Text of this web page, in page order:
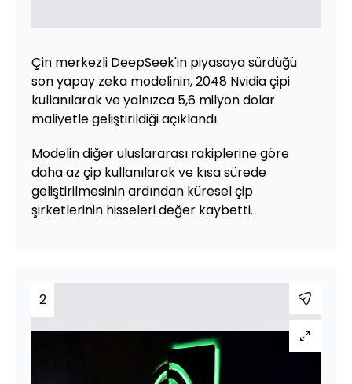
Çin merkezli DeepSeek'in piyasaya sürdüğü
son yapay zeka modelinin, 2048 Nvidia çipi
kullanılarak ve yalnızca 5,6 milyon dolar
maliyetle geliştirildiği açıklandı.
Modelin diğer uluslararası rakiplerine göre
daha az çip kullanılarak ve kısa sürede
geliştirilmesinin ardından küresel çip
şirketlerinin hisseleri değer kaybetti.
2